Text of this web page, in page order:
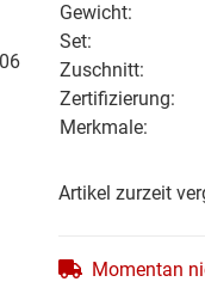
Gewicht:
Set:
Zuschnitt:
Zertifizierung:
Merkmale:
Artikel zurzeit
Momentan